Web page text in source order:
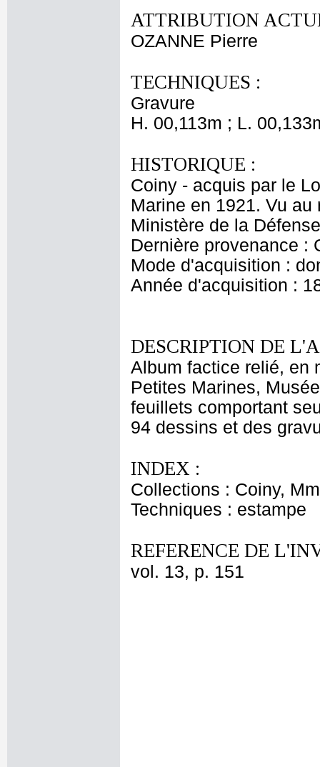
ATTRIBUTION
OZANNE Pierre
TECHNIQUES :
Gravure
H. 00,113m ; L.
HISTORIQUE :
Coiny - acquis par le
Marine en 1921. Vu
Ministère de la
Dernière provenance :
Mode d'acquisition :
Année d'acquisition :
DESCRIPTION DE
Album factice relié, en
Petites Marines,
feuillets comportant
94 dessins et des
INDEX :
Collections : Coiny,
Techniques : estampe
REFERENCE DE
vol. 13, p. 151